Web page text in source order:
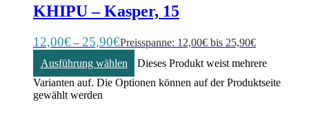
KHIPU – Kasper, 15
12,00€ – 25,90€Preisspanne: 12,00€ bis 25,90€
Ausführung wählen
Dieses Produkt weist mehrere
Varianten auf. Die Optionen können auf der Produktseite
gewählt werden